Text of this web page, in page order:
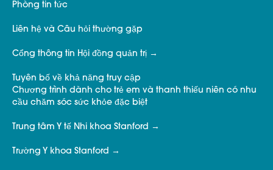
Phòng tin tức
Liên hệ và Câu hỏi thường gặp
Cổng thông tin Hội đồng quản trị
Tuyên bố về khả năng truy cập
Chương trình dành cho trẻ em và thanh thiếu niên có nhu
cầu chăm sóc sức khỏe đặc biệt
Trung tâm Y tế Nhi khoa Stanford
Trường Y khoa Stanford